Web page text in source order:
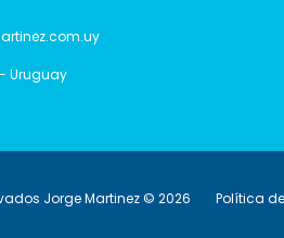
- Uruguay
Jorge Martinez © 2026 Política